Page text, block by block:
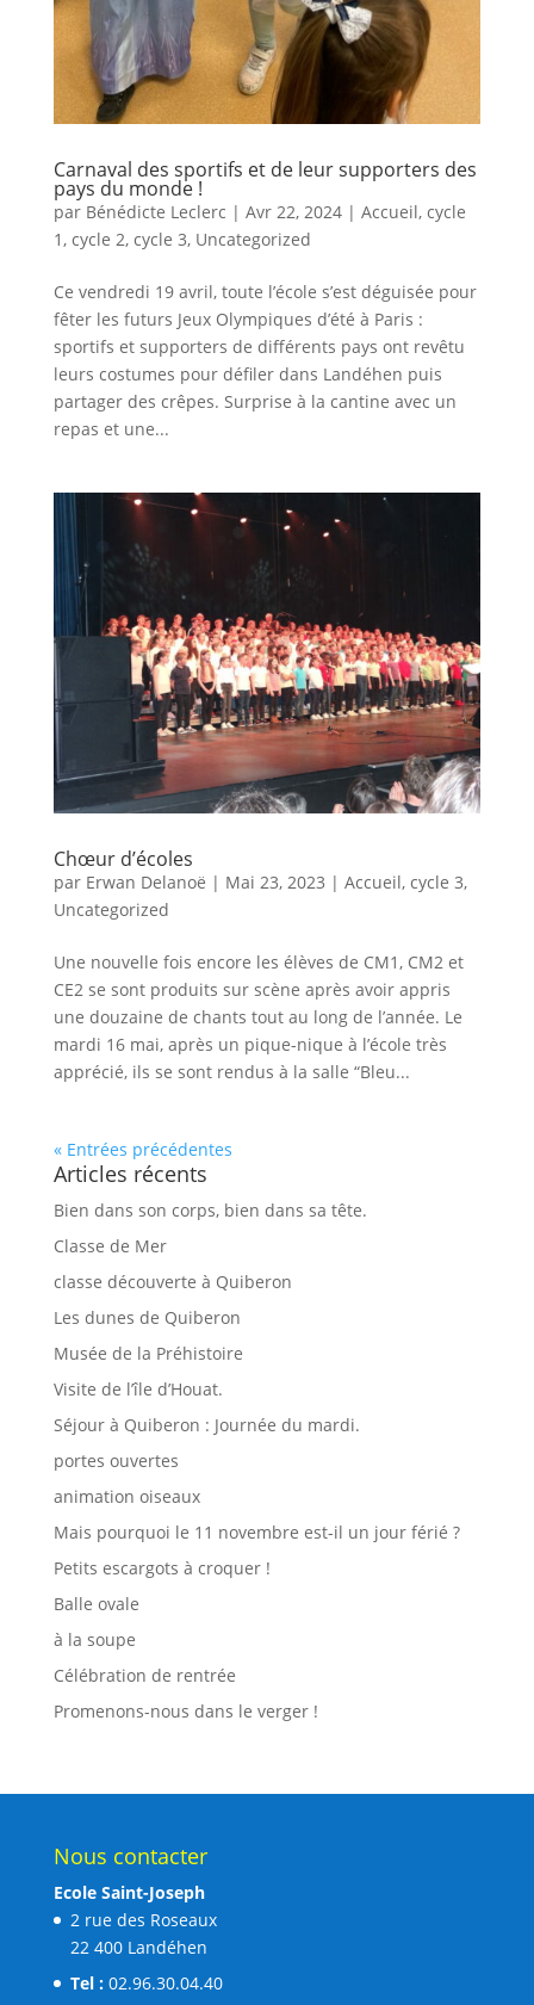
Carnaval des sportifs et de leur supporters des
pays du monde !
par Bénédicte Leclerc | Avr 22, 2024| Accueil, cycle
1, cycle 2, cycle 3, Uncategorized
Ce vendredi 19 avril, toute l’école s’est déguisée pour
fêter les futurs Jeux Olympiques d’été à Paris :
sportifs et supporters de différents pays ont revêtu
leurs costumes pour défiler dans Landéhen puis
partager des crêpes. Surprise à la cantine avec un
repas et une...
Chœur d’écoles
par Erwan Delanoë | Mai 23, 2023 | Accueil, cycle 3,
Uncategorized
Une nouvelle fois encore les élèves de CM1, CM2 et
CE2 se sont produits sur scène après avoir appris
une douzaine de chants tout au long de l’année. Le
mardi 16 mai, après un pique-nique à l’école très
apprécié, ils se sont rendus à la salle “Bleu...
« Entrées précédentes
Articles récents
Bien dans son corps, bien dans sa tête.
Classe de Mer
classe découverte à Quiberon
Les dunes de Quiberon
Musée de la Préhistoire
Visite de l’île d’Houat.
Séjour à Quiberon : Journée du mardi.
portes ouvertes
animation oiseaux
Mais pourquoi le 11 novembre est-il un jour férié ?
Petits escargots à croquer !
Balle ovale
à la soupe
Célébration de rentrée
Promenons-nous dans le verger !
Nous contacter
Ecole Saint-Joseph
2 rue des Roseaux
22 400 Landéhen
Tel :02.96.30.04.40